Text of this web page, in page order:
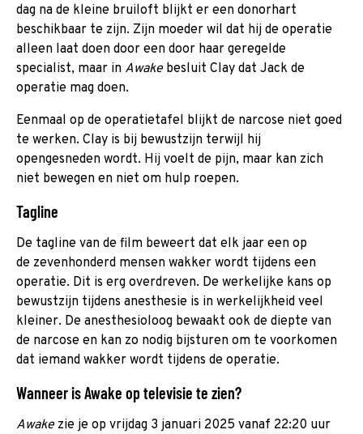
dag na de kleine bruiloft blijkt er een donorhart
beschikbaar te zijn. Zijn moeder wil dat hij de operatie
alleen laat doen door een door haar geregelde
specialist, maar in Awakebesluit Clay dat Jack de
operatie mag doen.
Eenmaal op de operatietafel blijkt de narcose niet goed
te werken. Clay is bij bewustzijn terwijl hij
opengesneden wordt. Hij voelt de pijn, maar kan zich
niet bewegen en niet om hulp roepen.
Tagline
De tagline van de film beweert dat elk jaar een op
de zevenhonderd mensen wakker wordt tijdens een
operatie. Dit is erg overdreven. De werkelijke kans op
bewustzijn tijdens anesthesie is in werkelijkheid veel
kleiner. De anesthesioloog bewaakt ook de diepte van
de narcose en kan zo nodig bijsturen om te voorkomen
dat iemand wakker wordt tijdens de operatie.
Wanneer is Awake op televisie te zien?
Awakezie je op vrijdag 3 januari 2025 vanaf 22:20 uur